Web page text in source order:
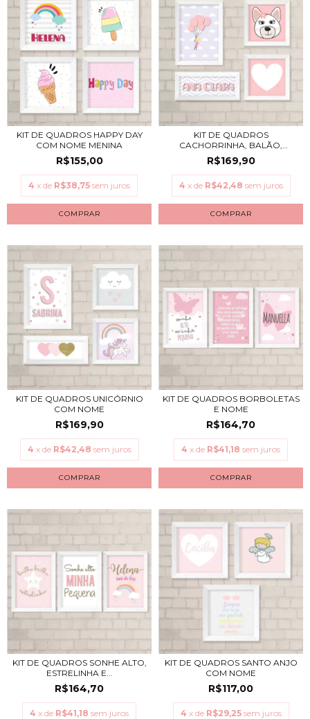
KIT DE QUADROS HAPPY DAY
COM NOME MENINA
R$155,00
4 x de R$38,75 sem juros
COMPRAR
KIT DE QUADROS
CACHORRINHA, BALÃO,
CORAÇ...
R$169,90
4 x de R$42,48 sem juros
COMPRAR
KIT DE QUADROS UNICÓRNIO
COM NOME
R$169,90
4 x de R$42,48 sem juros
COMPRAR
KIT DE QUADROS BORBOLETAS
E NOME
R$164,70
4 x de R$41,18 sem juros
COMPRAR
KIT DE QUADROS SONHE ALTO,
ESTRELINHA E...
R$164,70
4 x de R$41,18 sem juros
KIT DE QUADROS SANTO ANJO
COM NOME
R$117,00
4 x de R$29,25 sem juros